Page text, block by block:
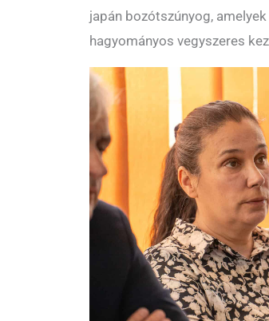
japán bozótszúnyog,
hagyományos vegyszeres